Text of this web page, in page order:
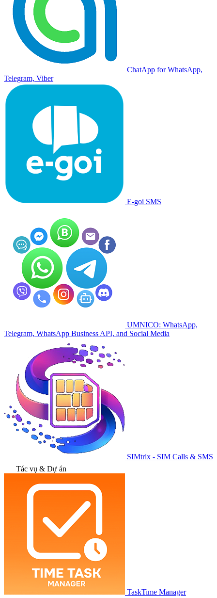
ChatApp for WhatsApp,
Telegram, Viber
E-goi SMS
UMNICO: WhatsApp,
Telegram, WhatsApp Business API, and Social Media
SIMtrix - SIM Calls & SMS
Tác vụ & Dự án
TaskTime Manager